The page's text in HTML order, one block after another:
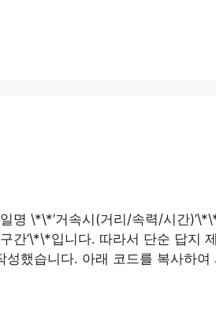
\*\*’거속시(거리/속력/시간
간’\*\*입니다. 따라서 단순 답지
했습니다. 아래 코드를 복사하